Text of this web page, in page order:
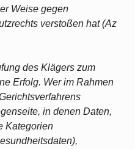
Weise gegen
verstoßen hat (Az
des Klägers zum
Erfolg. Wer im Rahmen
in denen Daten,
Kategorien